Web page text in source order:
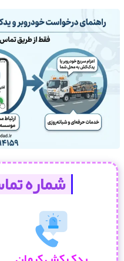
شماره